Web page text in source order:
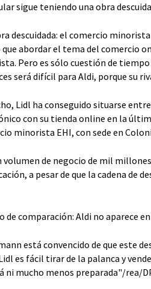
sigue teniendo una obra
descuidada: el comercio
abordar el tema del comercio
Pero es sólo cuestión de
será difícil para Aldi, porque su
Lidl ha conseguido situarse
con su tienda online en la
minorista EHI, con sede en
volumen de negocio de mil
a pesar de que la cadena de
de comparación: Aldi no aparece
está convencido de que este
es fácil tirar de la palanca y
ni mucho menos preparada"/rea/